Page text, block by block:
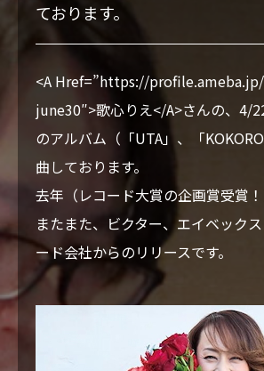
VIDEO
BLOG
CONTACT
ております。
<A Href=”https://
june30″>歌心りえ</A>さんの、4/
のアルバム（「UTA」、「
曲しております。
去年（レコード大賞の企画賞受賞
またまた、ビクター、エイベック
ード会社からのリリースです。